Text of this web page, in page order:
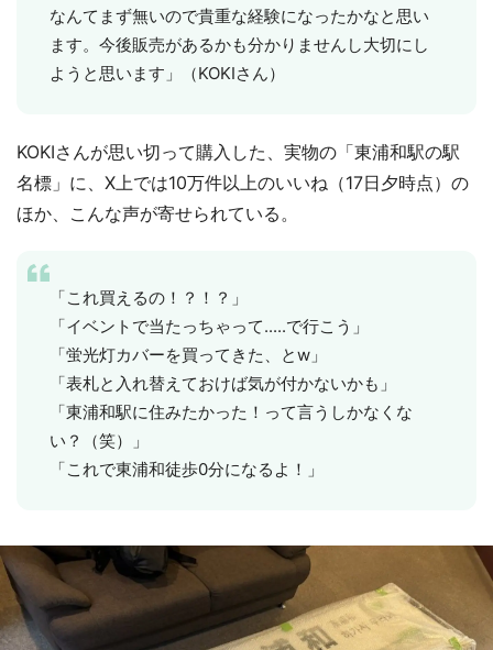
なんてまず無いので貴重な経験になったかなと思い
ます。今後販売があるかも分かりませんし大切にし
ようと思います」（KOKIさん）
KOKIさんが思い切って購入した、実物の「東浦和駅の駅
名標」に、X上では10万件以上のいいね（17日夕時点）の
ほか、こんな声が寄せられている。
「これ買えるの！？！？」
「イベントで当たっちゃって.....で行こう」
「蛍光灯カバーを買ってきた、とw」
「表札と入れ替えておけば気が付かないかも」
「東浦和駅に住みたかった！って言うしかなくな
い？（笑）」
「これで東浦和徒歩0分になるよ！」